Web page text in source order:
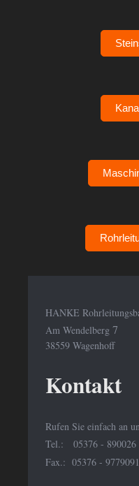
HANKE
Am Wendelberg 7
38559 Wagenhoff
Kontakt
Rufen Sie einfach an
Tel.: 05376 - 890026
Fax.: 05376 - 9779091